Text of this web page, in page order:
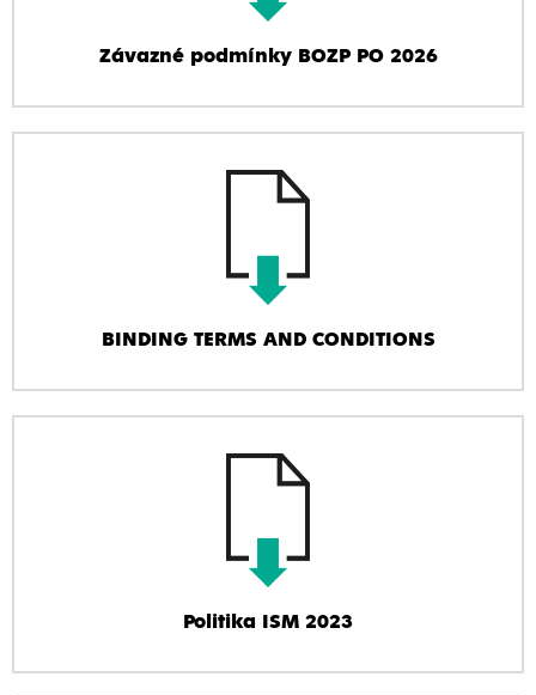
Závazné podmínky BOZP PO 2026
BINDING TERMS AND CONDITIONS
Politika ISM 2023